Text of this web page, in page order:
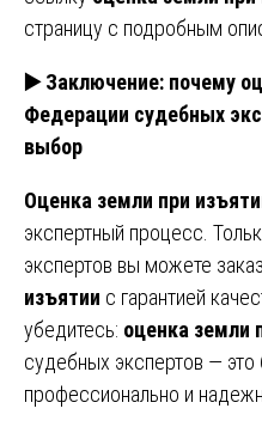
страницу с подробным
▶️ Заключение: почему
Федерации судебных
выбор
Оценка земли при
экспертный процесс.
экспертов вы можете
изъятии с гарантией
убедитесь: оценка земли
судебных экспертов —
профессионально и